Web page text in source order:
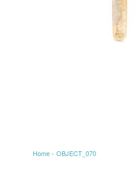
Home › OBJECT_070